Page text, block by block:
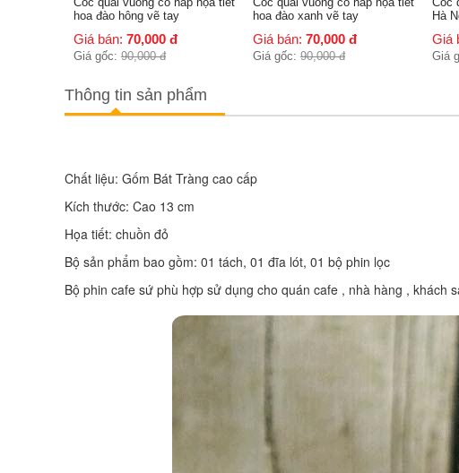
hoa đào xanh vẽ tay
Giá bán: 70,000 đ
Giá gốc: 90,000 đ
Hà Nội cao cấp Bát Tràng
Giá bán: 70,000 đ
Giá gốc: 90,000 đ
trúc
Giá
Giá
Thông tin sản phẩm
Chất liệu: Gốm Bát Tràng cao cấp
Kích thước: Cao 13 cm
Họa tiết: chuồn đỏ
Bộ sản phẩm bao gồm: 01 tách, 01 đĩa lót, 01 bộ phin lọc
Bộ phin cafe sứ phù hợp sử dụng cho quán cafe , nhà hàng , khách